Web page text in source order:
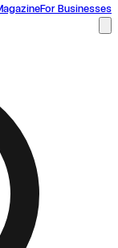
For Businesses